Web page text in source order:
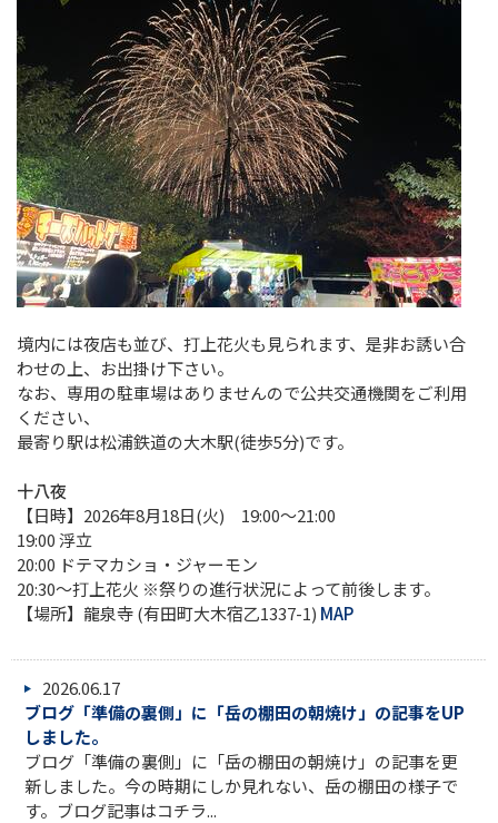
境内には夜店も並び、打上花火も見られます、是非お誘い合
わせの上、お出掛け下さい。
なお、専用の駐車場はありませんので公共交通機関をご利用
ください、
最寄り駅は松浦鉄道の大木駅(徒歩5分)です。
十八夜
【日時】2026年8月18日(火) 19:00～21:00
19:00 浮立
20:00 ドテマカショ・ジャーモン
20:30～打上花火 ※祭りの進行状況によって前後します。
【場所】龍泉寺 (有田町大木宿乙1337-1) MAP
2026.06.17
ブログ「準備の裏側」に「岳の棚田の朝焼け」の記事をUP
しました。
ブログ「準備の裏側」に「岳の棚田の朝焼け」の記事を更
新しました。今の時期にしか見れない、岳の棚田の様子で
す。ブログ記事はコチラ...